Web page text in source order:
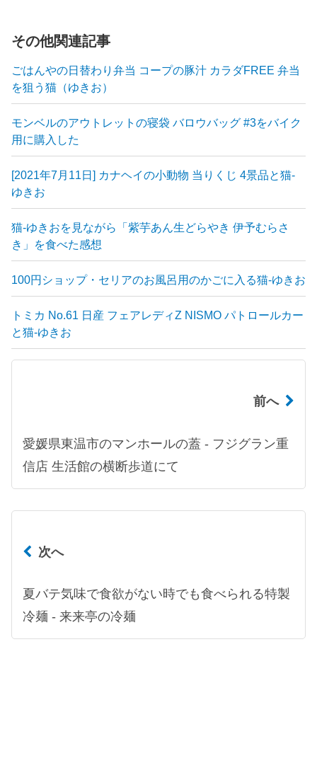
その他関連記事
ごはんやの日替わり弁当 コープの豚汁 カラダFREE 弁当
を狙う猫（ゆきお）
モンベルのアウトレットの寝袋 バロウバッグ #3をバイク
用に購入した
[2021年7月11日] カナヘイの小動物 当りくじ 4景品と猫-
ゆきお
猫-ゆきおを見ながら「紫芋あん生どらやき 伊予むらさ
き」を食べた感想
100円ショップ・セリアのお風呂用のかごに入る猫-ゆきお
トミカ No.61 日産 フェアレディZ NISMO パトロールカー
と猫-ゆきお
前へ
愛媛県東温市のマンホールの蓋 - フジグラン重
信店 生活館の横断歩道にて
次へ
夏バテ気味で食欲がない時でも食べられる特製
冷麺 - 来来亭の冷麺